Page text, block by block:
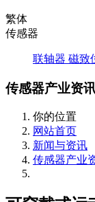
繁体
传感器
联轴器 磁致
传感器产业资
你的位置
网站首页
新闻与资讯
传感器产业